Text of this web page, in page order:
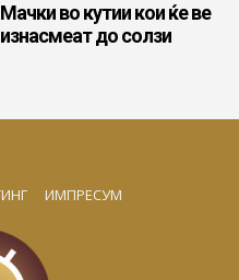
Мачки во кутии кои ќе ве
изнасмеат до солзи
ИМПРЕСУМ